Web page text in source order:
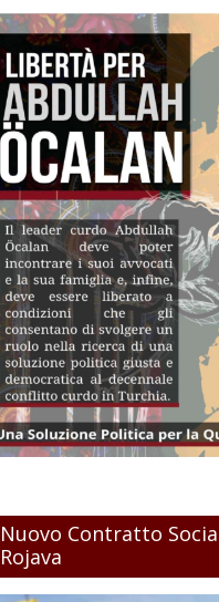
Nuovo Contratto
Rojava